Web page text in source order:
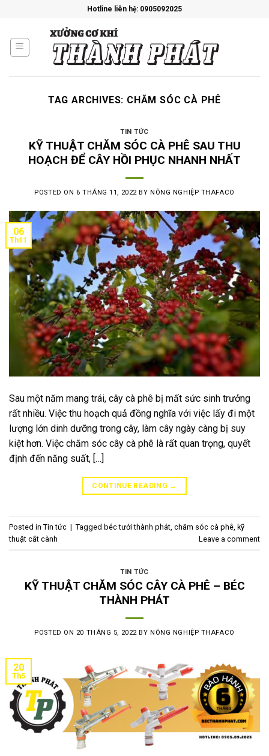
content
Hotline liên hệ: 0905092025
TAG ARCHIVES: CHĂM SÓC CÀ PHÊ
TIN TỨC
KỸ THUẬT CHĂM SÓC CÀ PHÊ SAU THU
HOẠCH ĐỂ CÂY HỒI PHỤC NHANH NHẤT
POSTED ON 6 THÁNG 11, 2022 BYNÔNG NGHIỆP THAFACO
06
Th11
Sau một năm mang trái, cây cà phê bị mất sức sinh trưởng
rất nhiều. Việc thu hoạch quả đồng nghĩa với việc lấy đi một
lượng lớn dinh dưỡng trong cây, làm cây ngày càng bị suy
kiệt hơn. Việc chăm sóc cây cà phê là rất quan trọng, quyết
định đến năng suất, […]
CONTINUE READING →
Posted in Tin tức | Tagged béc tưới thành phát chăm sóc cà phê kỹ
thuật cắt cành
Leave a comment
TIN TỨC
KỸ THUẬT CHĂM SÓC CÂY CÀ PHÊ – BÉC
THÀNH PHÁT
POSTED ON 20 THÁNG 5, 2022BYNÔNG NGHIỆP THAFACO
20
Th5